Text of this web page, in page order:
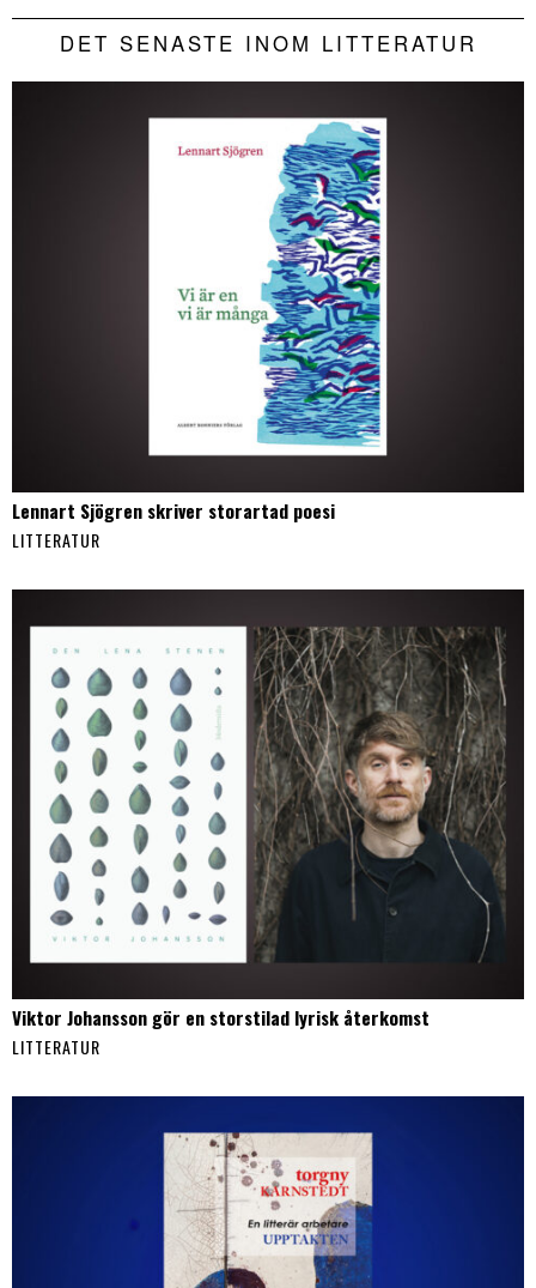
DET SENASTE INOM LITTERATUR
Lennart Sjögren skriver storartad poesi
LITTERATUR
Viktor Johansson gör en storstilad lyrisk återkomst
LITTERATUR